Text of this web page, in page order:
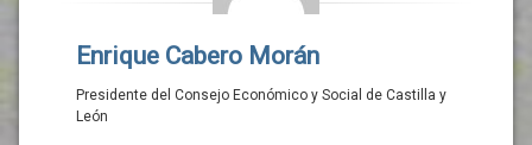
Enrique Cabero Morán
Presidente del Consejo Económico y Social de Castilla y
León